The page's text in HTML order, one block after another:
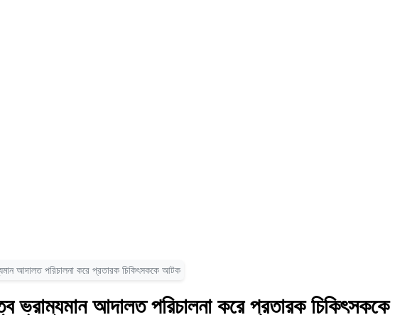
আদালত পরিচালনা করে প্রতারক চিকিৎসককে আটক
আদালত পরিচালনা করে প্রতারক